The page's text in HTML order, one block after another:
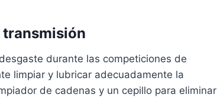
transmisión
durante las competiciones de
limpiar y lubricar adecuadamente la
de cadenas y un cepillo para eliminar